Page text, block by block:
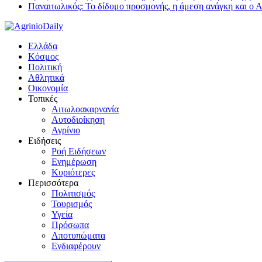
Παναιτωλικός: Το δίδυμο προσμονής, η άμεση ανάγκη και ο
Ελλάδα
Κόσμος
Πολιτική
Αθλητικά
Οικονομία
Τοπικές
Αιτωλοακαρνανία
Αυτοδιοίκηση
Αγρίνιο
Ειδήσεις
Ροή Ειδήσεων
Ενημέρωση
Κυριότερες
Περισσότερα
Πολιτισμός
Τουρισμός
Υγεία
Πρόσωπα
Αποτυπώματα
Ενδιαφέρουν